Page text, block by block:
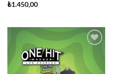
₺1.450,00